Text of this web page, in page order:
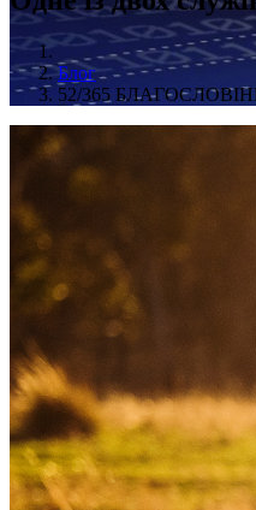
Блог
52/365